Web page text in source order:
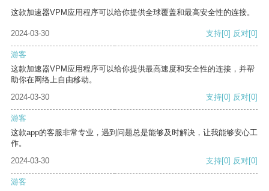
这款加速器VPM应用程序可以给你提供全球覆盖和最高安全性的连接。
2024-03-30 支持[0] 反对[0]
游客
这款加速器VPM应用程序可以给你提供最高速度和安全性的连接，并帮
助你在网络上自由移动。
2024-03-30
支持[0] 反对[0]
游客
这款app的客服非常专业，遇到问题总是能够及时解决，让我能够安心工
作。
2024-03-30
支持[0] 反对[0]
游客